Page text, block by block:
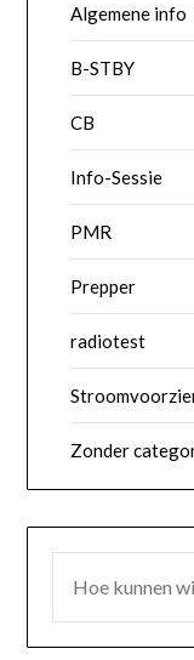
Algemene info
B-STBY
CB
Info-Sessie
PMR
Prepper
radiotest
Zonder